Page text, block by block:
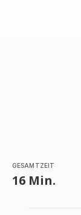
GESAMTZEIT
16 Min.